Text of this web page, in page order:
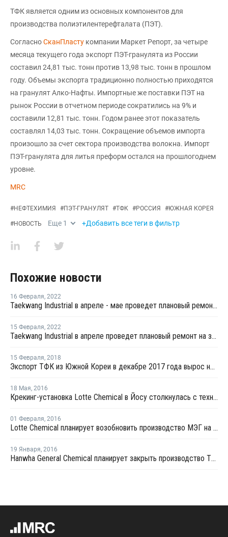
ТФК является одним из основных компонентов для
производства полиэтилентерефталата (ПЭТ).
СогласноСканПласту компании Маркет Репорт, за четыре
месяца текущего года экспорт ПЭТ-гранулята из России
составил 24,81 тыс. тонн против 13,98 тыс. тонн в прошлом
году. Объемы экспорта традиционно полностью приходятся
на гранулят Алко-Нафты. Импортные же поставки ПЭТ на
рынок России в отчетном периоде сократились на 9% и
составили 12,81 тыс. тонн. Годом ранее этот показатель
составлял 14,03 тыс. тонн. Сокращение объемов импорта
произошло за счет сектора производства волокна. Импорт
ПЭТ-гранулята для литья преформ остался на прошлогоднем
уровне.
MRC
#НЕФТЕХИМИЯ #ПЭТ-ГРАНУЛЯТ #ТФК #РОССИЯ #ЮЖНАЯ КОРЕЯ
#НОВОСТЬ Еще 1 +Добавить все теги в фильтр
Похожие новости
16 Февраля, 2022
Taekwang Industrial в апреле - мае проведет плановый ремонт на заводе АКН в Ульсане
15 Февраля, 2022
Taekwang Industrial в апреле проведет плановый ремонт на заводе АКН в Ульсане
15 Февраля, 2018
Экспорт ТФК из Южной Кореи в декабре 2017 года вырос на 31%
18 Мая, 2016
Крекинг-установка Lotte Chemical в Йосу столкнулась с техническими проблемами
01 Февраля, 2016
Lotte Chemical планирует возобновить производство МЭГ на линии N3 в Йосу
19 Января, 2016
Hanwha General Chemical планирует закрыть производство ТФК